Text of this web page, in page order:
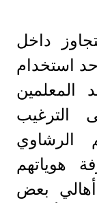
داخل
استخدام
المعلمين
الترغيب
الرشاوي
هوياتهم
بعض